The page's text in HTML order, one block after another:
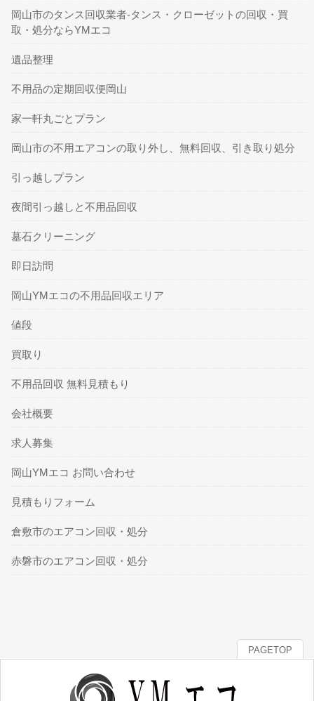
岡山市のタンス回収業者-タンス・クローゼットの回収・買
取・処分ならYMエコ
遺品整理
不用品の定期回収便岡山
家一軒丸ごとプラン
岡山市の不用エアコンの取り外し、無料回収、引き取り処分
引っ越しプラン
夜間引っ越しと不用品回収
墓石クリーニング
即日訪問
岡山YMエコの不用品回収エリア
値段
買取り
不用品回収 無料見積もり
会社概要
求人募集
岡山YMエコ お問い合わせ
見積もりフォーム
倉敷市のエアコン回収・処分
赤磐市のエアコン回収・処分
PAGETOP